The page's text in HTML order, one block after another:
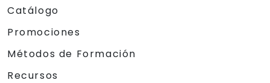
Catálogo
Promociones
Métodos de Formación
Recursos